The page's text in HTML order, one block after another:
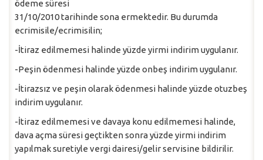
ödeme süresi
31/10/2010 tarihinde sona ermektedir. Bu durumda
ecrimisile/ecrimisilin;
-İtiraz edilmemesi halinde yüzde yirmi indirim uygulanır.
-Peşin ödenmesi halinde yüzde onbeş indirim uygulanır.
-İtirazsız ve peşin olarak ödenmesi halinde yüzde otuzbeş
indirim uygulanır.
-İtiraz edilmemesi ve davaya konu edilmemesi halinde,
dava açma süresi geçtikten sonra yüzde yirmi indirim
yapılmak suretiyle vergi dairesi/gelir servisine bildirilir.